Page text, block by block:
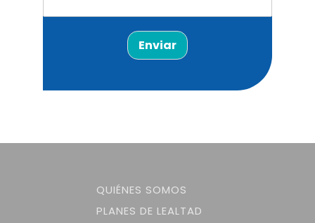
Enviar
QUIÉNES SOMOS
PLANES DE LEALTAD